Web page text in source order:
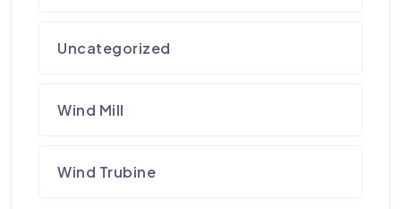
Uncategorized
Wind Mill
Wind Trubine